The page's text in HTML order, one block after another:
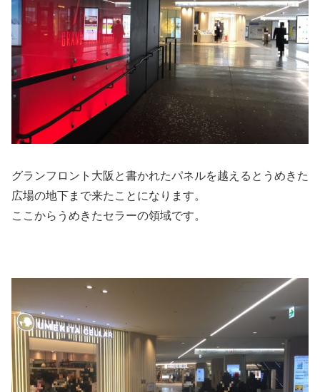
グランフロント大阪と書かれたパネルを越えるとうめきた
広場の地下まで来たことになります。
ここからうめきたセラーの領域です。